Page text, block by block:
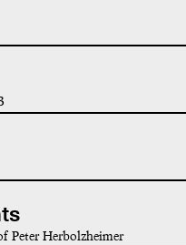
Peter Herbolzheimer